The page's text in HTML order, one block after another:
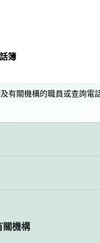
簿
有關機構的職員或查詢電
關機構